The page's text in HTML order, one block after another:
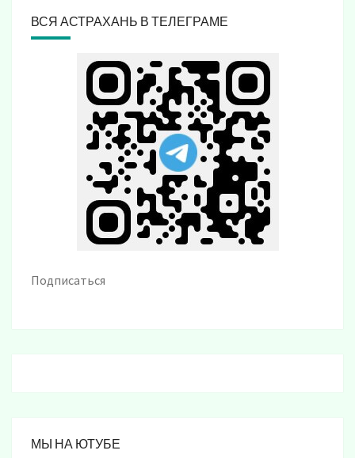
ВСЯ АСТРАХАНЬ В ТЕЛЕГРАМЕ
Подписаться
МЫ НА ЮТУБЕ